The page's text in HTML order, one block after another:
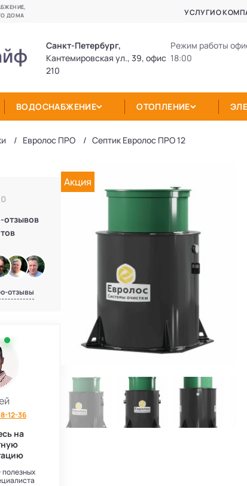
ДОМА
УСЛУГИО
Санкт-Петербург,
Кантемировская ул., 39, офис
210
Режим работы
18:00
ВОДОСНАБЖЕНИЕ ОТОПЛЕНИЕ
Евролос ПРО Септик Евролос ПРО 12
отзывов
отзывы
12-36
на
полезных
Акция